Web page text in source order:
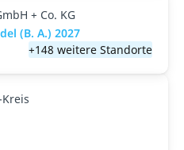
+ Co. KG
(B. A.) 2027
+148 weitere Standorte